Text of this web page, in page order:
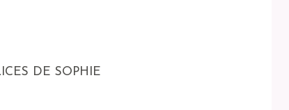
DE SOPHIE